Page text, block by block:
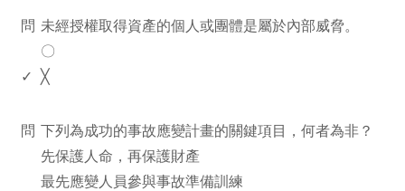
問 未經授權取得資產的個人或團體是屬於內部威脅。
〇
✓ ╳
問 下列為成功的事故應變計畫的關鍵項目，何者為非？
先保護人命，再保護財產
最先應變人員參與事故準備訓練